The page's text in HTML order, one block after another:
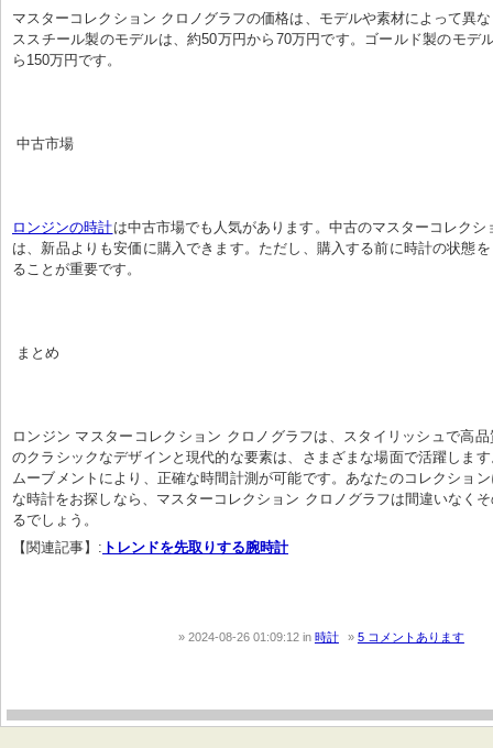
マスターコレクション クロノグラフの価格は、モデルや素材によって異
ススチール製のモデルは、約50万円から70万円です。ゴールド製のモデ
ら150万円です。
中古市場
ロンジンの時計は中古市場でも人気があります。中古のマスターコレクシ
は、新品よりも安価に購入できます。ただし、購入する前に時計の状態
ることが重要です。
まとめ
ロンジン マスターコレクション クロノグラフは、スタイリッシュで高
のクラシックなデザインと現代的な要素は、さまざまな場面で活躍しま
ムーブメントにより、正確な時間計測が可能です。あなたのコレクショ
な時計をお探しなら、マスターコレクション クロノグラフは間違いなく
るでしょう。
【関連記事】: トレンドを先取りする腕時計
2024-08-26 01:09:12 in 時計 5 コメントあります